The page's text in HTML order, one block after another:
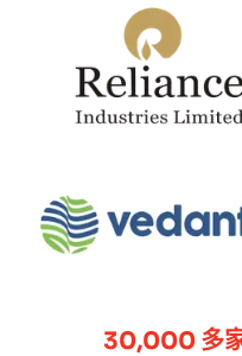
30,000 多